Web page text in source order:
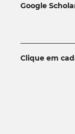
Google
Clique em